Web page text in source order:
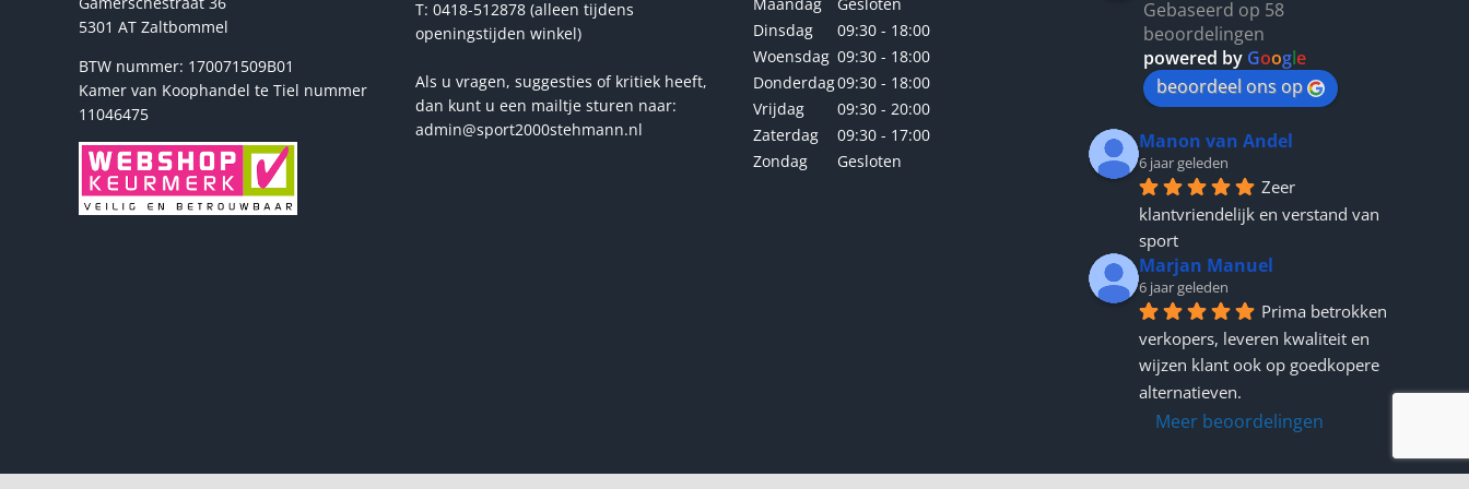
5301 AT Zaltbommel
BTW nummer: 170071509B01
Kamer van Koophandel te Tiel nummer
11046475
T: 0418-512878 (alleen tijdens
openingstijden winkel)
Als u vragen, suggesties of kritiek heeft,
dan kunt u een mailtje sturen naar:
admin@sport2000stehmann.nl
Dinsdag
09:30 - 18:00
Woensdag 09:30 - 18:00
Donderdag09:30 - 18:00
Vrijdag
09:30 - 20:00
Zaterdag
09:30 - 17:00
Zondag
Gesloten
Gebaseerd op 58
beoordelingen
powered by Google
beoordeel ons op
Manon van Andel
6 jaar geleden
Zeer
klantvriendelijk en verstand van
sport
Marjan Manuel
6 jaar geleden
Prima betrokken
verkopers, leveren kwaliteit en
wijzen klant ook op goedkopere
alternatieven.
Meer beoordelingen